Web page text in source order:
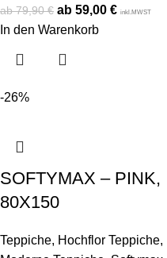
79,90€ 59,00 € inkl.MWST
In den Warenkorb
-26%
SOFTYMAX – PINK,
80X150
Teppiche, Hochflor Teppiche,